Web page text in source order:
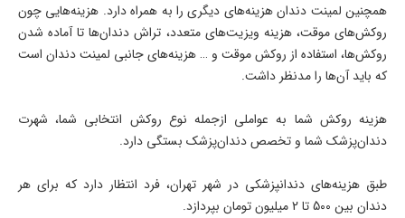
همچنین لمینت دندان هزینه‌های دیگری را به همراه دارد. هزینه‌هایی چون
روکش‌های موقت، هزینه ویزیت‌های متعدد، تراش دندان‌ها تا آماده شدن
روکش‌ها، استفاده از روکش موقت و … هزینه‌های جانبی لمینت دندان است
که باید آن‌ها را مدنظر داشت.
هزینه روکش شما به عواملی ازجمله نوع روکش انتخابی شما، شهرت
دندان‌پزشک شما و تخصص دندان‌پزشک بستگی دارد.
طبق هزینه‌های دندانپزشکی در شهر تهران، فرد انتظار دارد که برای هر
دندان بین 500 تا 2 میلیون تومان بپردازد.